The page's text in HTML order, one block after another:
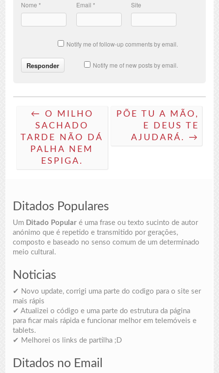
Nome* Email * Site
Notify me of follow-up comments by email.
Notify me of new posts by email.
← O MILHO
SACHADO
TARDE NÃO DÁ
PALHA NEM
ESPIGA.
PÕE TU A MÃO,
E DEUS TE
AJUDARÁ. →
Ditados Populares
Um Ditado Popular é uma frase ou texto sucinto de autor
anónimo que é repetido e transmitido por gerações,
composto e baseado no senso comum de um determinado
meio cultural.
Noticias
✔ Novo update, corrigi uma parte do codigo para o site ser
mais rápis
✔ Atualizei o código e uma parte do estrutura da página
para ficar mais rápida e funcionar melhor em telemóveis e
tablets.
✔ Melhorei os links de partilha ;D
Ditados no Email